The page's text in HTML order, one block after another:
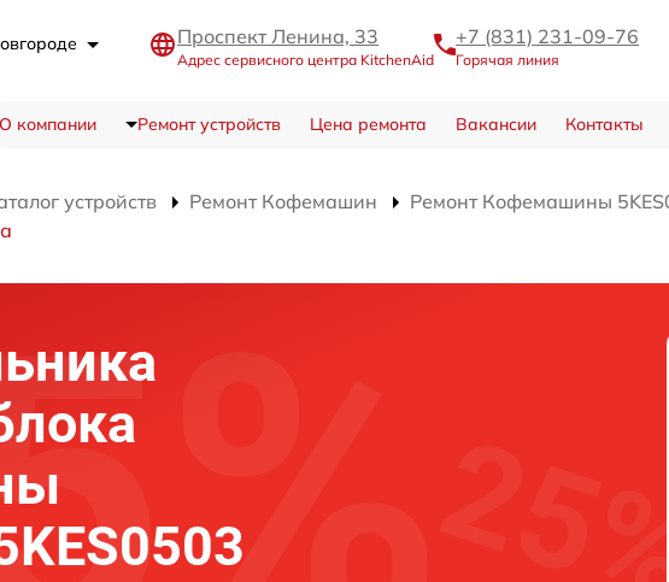
Проспект Ленина, 33
Адрес сервисного центра KitchenAid
+7 (831) 231-09-76
Горячая линия
О компании Ремонт устройств Цена ремонта Вакансии Контакты
устройств Ремонт Кофемашин
Ремонт Кофемашины